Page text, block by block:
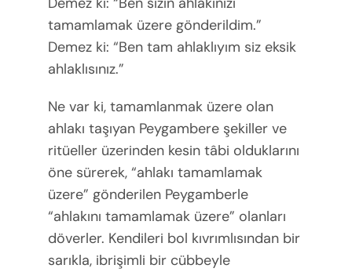
tamamlamak üzere gönderildim.”
Demez ki: “Ben tam ahlaklıyım siz eksik
ahlaklısınız.”
Ne var ki, tamamlanmak üzere olan
ahlakı taşıyan Peygambere şekiller ve
ritüeller üzerinden kesin tâbi olduklarını
öne sürerek, “ahlakı tamamlamak
üzere” gönderilen Peygamberle
“ahlakını tamamlamak üzere” olanları
döverler. Kendileri bol kıvrımlısından bir
sarıkla, ibrişimli bir cübbeyle